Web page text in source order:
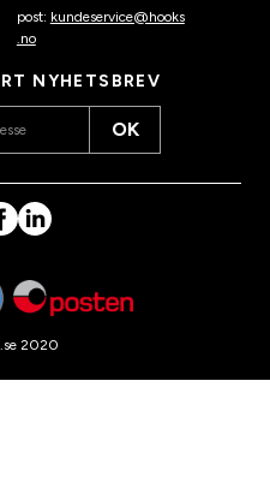
post: kundeservice@hooks
.no
NYHETSBREV
OK
2020